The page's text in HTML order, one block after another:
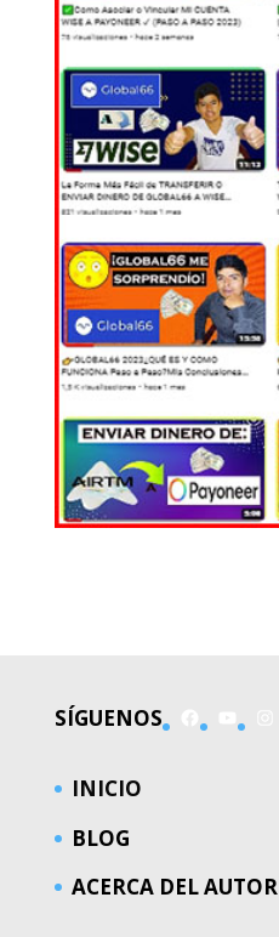
SÍGUENOS
INICIO
BLOG
ACERCA DEL AUTOR